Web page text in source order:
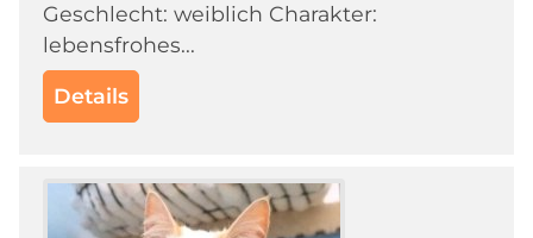
Geschlecht: weiblich Charakter:
lebensfrohes...
Details